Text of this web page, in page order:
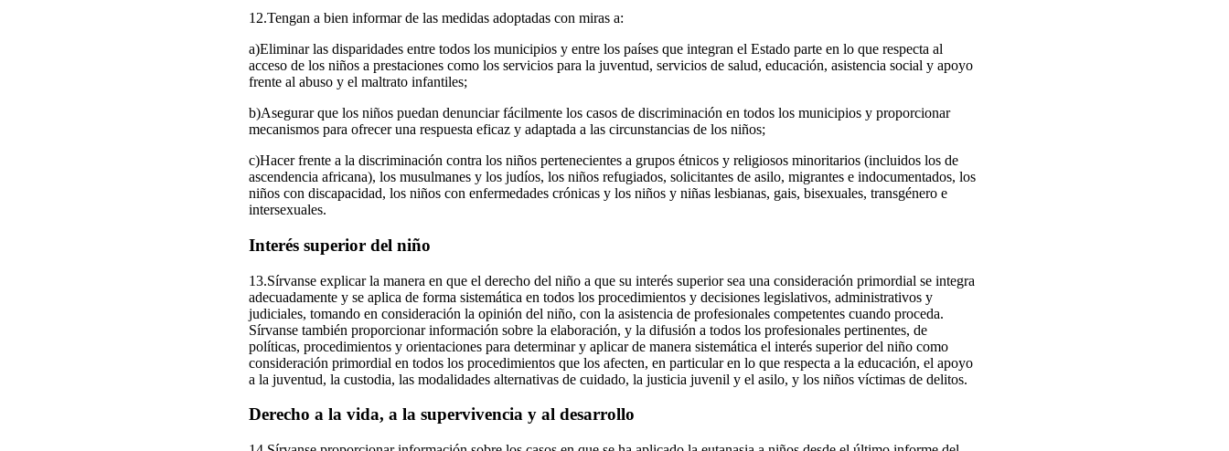
12.Tengan a bien informar de las medidas adoptadas con miras a:
a)Eliminar las disparidades entre todos los municipios y entre los países que integran el Estado parte en lo que respecta al
acceso de los niños a prestaciones como los servicios para la juventud, servicios de salud, educación, asistencia social y apoyo
frente al abuso y el maltrato infantiles;
b)Asegurar que los niños puedan denunciar fácilmente los casos de discriminación en todos los municipios y proporcionar
mecanismos para ofrecer una respuesta eficaz y adaptada a las circunstancias de los niños;
c)Hacer frente a la discriminación contra los niños pertenecientes a grupos étnicos y religiosos minoritarios (incluidos los de
ascendencia africana), los musulmanes y los judíos, los niños refugiados, solicitantes de asilo, migrantes e indocumentados, los
niños con discapacidad, los niños con enfermedades crónicas y los niños y niñas lesbianas, gais, bisexuales, transgénero e
intersexuales.
Interés superior del niño
13.Sírvanse explicar la manera en que el derecho del niño a que su interés superior sea una consideración primordial se integra
adecuadamente y se aplica de forma sistemática en todos los procedimientos y decisiones legislativos, administrativos y
judiciales, tomando en consideración la opinión del niño, con la asistencia de profesionales competentes cuando proceda.
Sírvanse también proporcionar información sobre la elaboración, y la difusión a todos los profesionales pertinentes, de
políticas, procedimientos y orientaciones para determinar y aplicar de manera sistemática el interés superior del niño como
consideración primordial en todos los procedimientos que los afecten, en particular en lo que respecta a la educación, el apoyo
a la juventud, la custodia, las modalidades alternativas de cuidado, la justicia juvenil y el asilo, y los niños víctimas de delitos.
Derecho a la vida, a la supervivencia y al desarrollo